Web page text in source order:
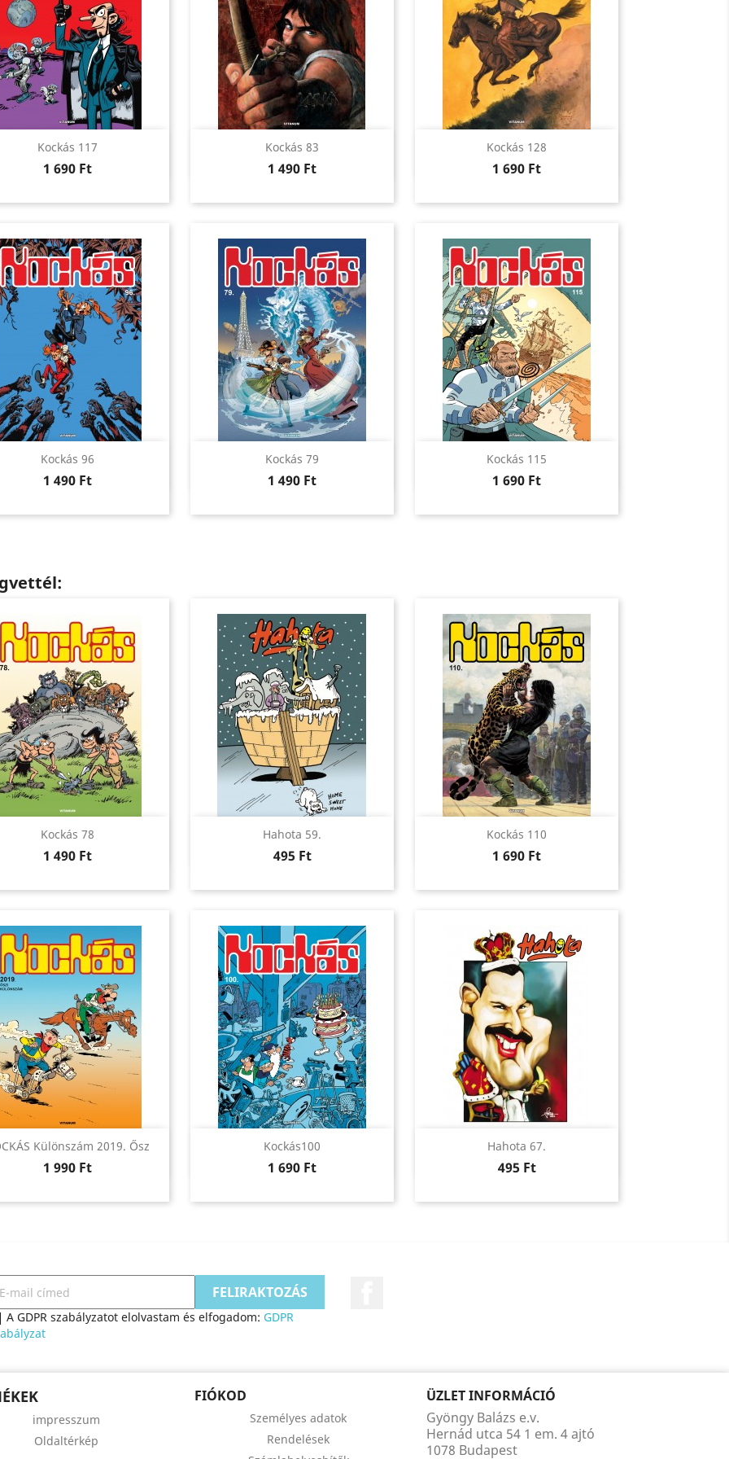
Kockás 117
Ár
1 690 Ft
Előnézet Kockás 83
Ár
1 490 Ft
Előnézet Kockás 128
Ár
1 690 Ft
Előnézet
Kockás 96
Ár
1 490 Ft
Előnézet Kockás 79
Ár
1 490 Ft
Előnézet Kockás 115
Ár
1 690 Ft
Előnézet
Kockás 78
Ár
1 490 Ft
Előnézet Hahota 59.
Ár
495 Ft
Előnézet Kockás 110
Ár
1 690 Ft
Előnézet
Különszám 2019. Ősz
Ár
1 990 Ft
Előnézet Kockás100
Ár
1 690 Ft
Előnézet Hahota 67.
Ár
495 Ft
Előnézet
A GDPR szabályzatot elolvastam és elfogadom: GDPR
impresszum
Oldaltérkép
FIÓKOD
Személyes adatok
Rendelések
ÜZLET INFORMÁCIÓ
Gyöngy Balázs e.v.
Hernád utca 54 1 em. 4 ajtó
1078 Budapest